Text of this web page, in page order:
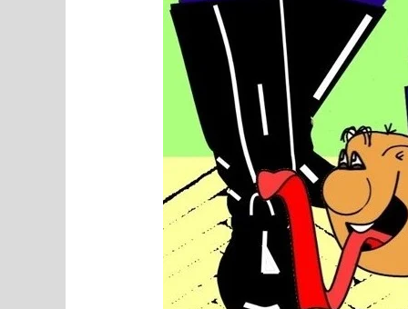
munitsipaalid
võtsid
maha
suure